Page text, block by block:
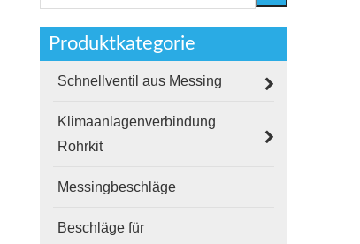
Produktkategorie
Schnellventil aus Messing
Klimaanlagenverbindung
Rohrkit
Messingbeschläge
Beschläge für